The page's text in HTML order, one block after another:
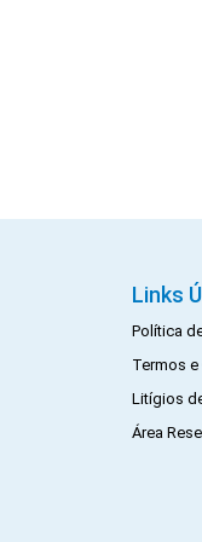
Links
Política
Termos
Litígios
Área